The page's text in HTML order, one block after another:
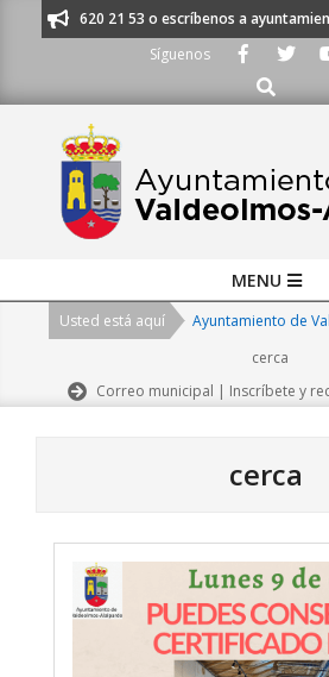
al 91 620 21 53 o escríbenos a
Síguenos
Buscar
Navigation
MENU
Usted está aquí Ayuntamiento de
cerca
Correo municipal | Inscríbete y
cerca